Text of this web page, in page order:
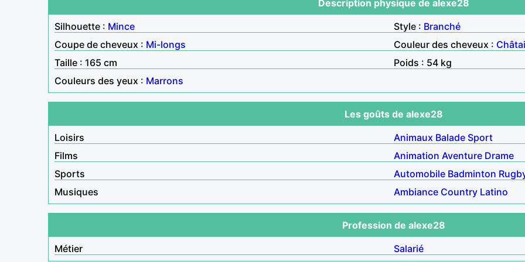
Description physique de alexe28
Silhouette : Mince Style : Branché
Coupe de cheveux : Mi-longs Couleur des cheveux :
Taille : 165 cm
Poids : 54 kg
Couleurs des yeux : Marrons
Les goûts de alexe28
Loisirs
Animaux Balade Sport
Films
Animation Aventure Drame
Sports
Automobile Badminton
Musiques
Ambiance Country Latino
Profession de alexe28
Métier
Salarié